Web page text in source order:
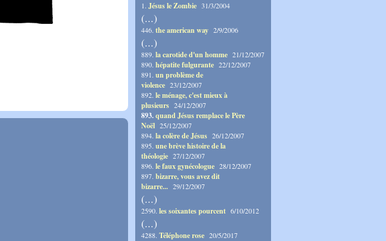
1. Jésus le Zombie 31/3/2004
(...)
446. the american way 2/9/2006
(...)
889. la carotide d'un homme 21/12/2007
890. hépatite fulgurante 22/12/2007
891. un problème de
violence 23/12/2007
892. le ménage, c'est mieux à
plusieurs 24/12/2007
893.quand Jésus remplace le Père
Noël 25/12/2007
894. la colère de Jésus 26/12/2007
895. une brève histoire de la
théologie 27/12/2007
896. le faux gynécologue 28/12/2007
897. bizarre, vous avez dit
bizarre... 29/12/2007
(...)
2590. les soixantes pourcent 6/10/2012
(...)
4288. Téléphone rose 20/5/2017